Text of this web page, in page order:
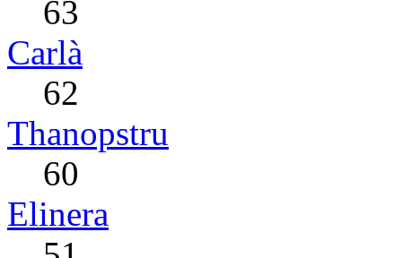
63
Carlà
62
Thanopstru
60
Elinera